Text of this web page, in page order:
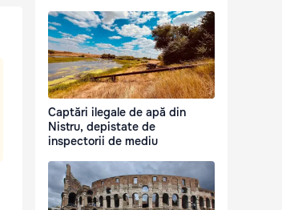
Captări ilegale de apă din
Nistru, depistate de
inspectorii de mediu